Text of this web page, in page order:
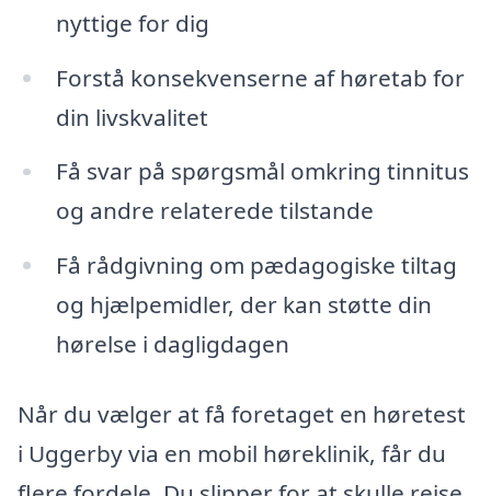
nyttige for dig
Forstå konsekvenserne af høretab for
din livskvalitet
Få svar på spørgsmål omkring tinnitus
og andre relaterede tilstande
Få rådgivning om pædagogiske tiltag
og hjælpemidler, der kan støtte din
hørelse i dagligdagen
Når du vælger at få foretaget en høretest
i Uggerby via en mobil høreklinik, får du